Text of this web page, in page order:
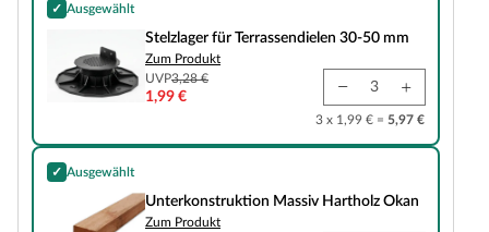
✓ Ausgewählt
Stelzlager für Terrassendielen 30-50 mm
Stelzlager für Terrassendielen 30-50 mm
Zum Produkt
UVP3,28 €
1,99 €
3 x 1,99 € = 5,97 €
✓ Ausgewählt
Unterkonstruktion Massiv Hartholz Okan
Unterkonstruktion Massiv Hartholz Okan
Zum Produkt